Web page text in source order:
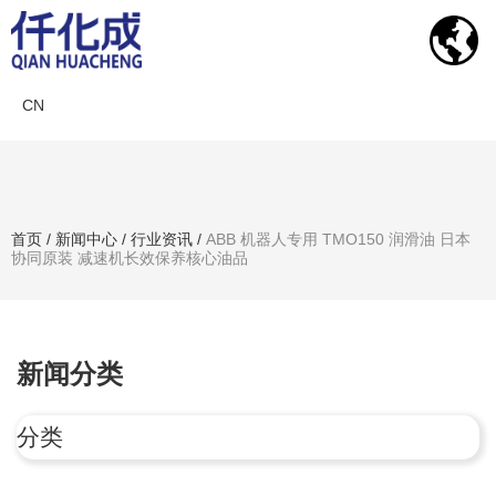
CN
首页 / 新闻中心 / 行业资讯 / ABB 机器人专用 TMO150 润滑油 日本
协同原装 减速机长效保养核心油品
新闻分类
分类